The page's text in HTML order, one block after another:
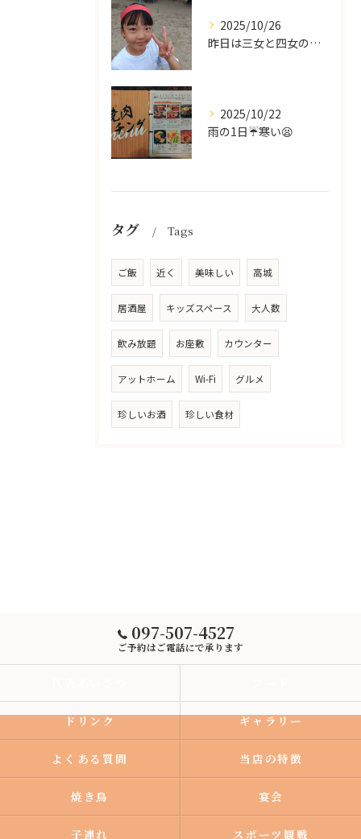
2025/10/26
昨日は三女と四女の運動会🥰
2025/10/22
雨の1日☔寒い😫
タグ Tags
ご飯 近く 美味しい 高城
居酒屋 キッズスペース 大人数
飲み放題 お座敷 カウンター
アットホーム Wi-Fi グルメ
珍しいお酒 珍しい食材
097-507-4527
ご予約はご電話にで承ります
ドリンク ギャラリー
よくある質問 当店の特徴
焼き鳥 宴会
子連れ スポーツ観戦